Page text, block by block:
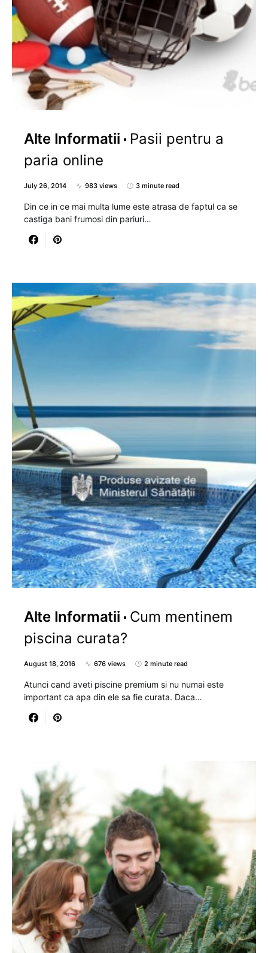
Alte Informatii
Pasii pentru a
paria online
July 26, 2014 983 views 3 minute read
Din ce in ce mai multa lume este atrasa de faptul ca se
castiga bani frumosi din pariuri…
Alte Informatii
Cum mentinem
piscina curata?
August 18, 2016 676 views 2 minute read
Atunci cand aveti piscine premium si nu numai este
important ca apa din ele sa fie curata. Daca…